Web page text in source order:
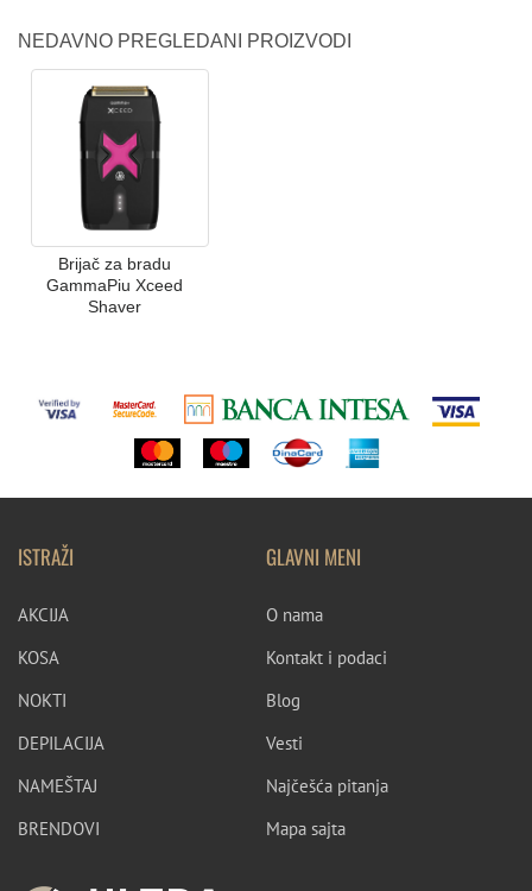
NEDAVNO PREGLEDANI PROIZVODI
Brijač za bradu
GammaPiu Xceed
Shaver
ISTRAŽI
AKCIJA
KOSA
NOKTI
DEPILACIJA
NAMEŠTAJ
BRENDOVI
GLAVNI MENI
O nama
Kontakt i podaci
Blog
Vesti
Najčešća pitanja
Mapa sajta